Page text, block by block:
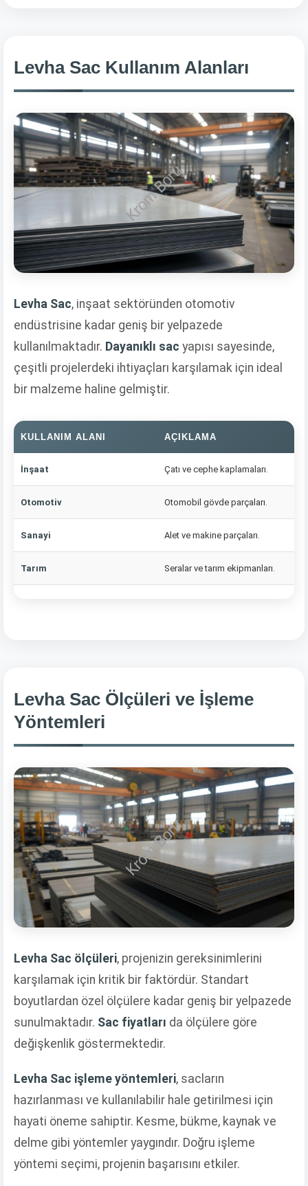
Levha Sac Kullanım Alanları
Levha Sac, inşaat sektöründen otomotiv
endüstrisine kadar geniş bir yelpazede
kullanılmaktadır. Dayanıklı sac yapısı sayesinde,
çeşitli projelerdeki ihtiyaçları karşılamak için ideal
bir malzeme haline gelmiştir.
KULLANIM ALANI AÇIKLAMA
İnşaat Çatı ve cephe kaplamaları.
Otomotiv Otomobil gövde parçaları.
Sanayi Alet ve makine parçaları.
Tarım Seralar ve tarım ekipmanları.
Levha Sac Ölçüleri ve İşleme
Yöntemleri
Levha Sac ölçüleri, projenizin gereksinimlerini
karşılamak için kritik bir faktördür. Standart
boyutlardan özel ölçülere kadar geniş bir yelpazede
sunulmaktadır. Sac fiyatları da ölçülere göre
değişkenlik göstermektedir.
Levha Sac işleme yöntemleri, sacların
hazırlanması ve kullanılabilir hale getirilmesi için
hayati öneme sahiptir. Kesme, bükme, kaynak ve
delme gibi yöntemler yaygındır. Doğru işleme
yöntemi seçimi, projenin başarısını etkiler.